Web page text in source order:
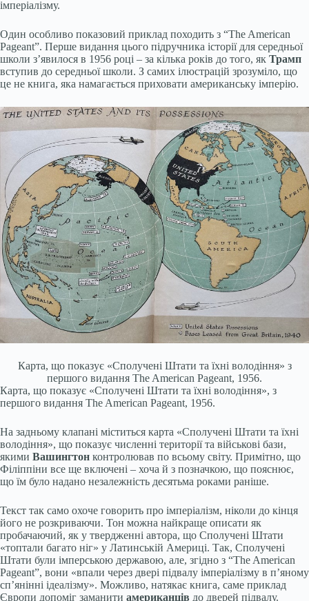
імперіалізму.
Один особливо показовий приклад походить з “The American
Pageant”. Перше видання цього підручника історії для середньої
школи з’явилося в 1956 році – за кілька років до того, як Трамп
вступив до середньої школи. З самих ілюстрацій зрозуміло, що
це не книга, яка намагається приховати американську імперію.
Карта, що показує «Сполучені Штати та їхні володіння» з
першого видання The American Pageant, 1956.
Карта, що показує «Сполучені Штати та їхні володіння», з
першого видання The American Pageant, 1956.
На задньому клапані міститься карта «Сполучені Штати та їхні
володіння», що показує численні території та військові бази,
якими Вашингтон контролював по всьому світу. Примітно, що
Філіппіни все ще включені – хоча й з позначкою, що пояснює,
що їм було надано незалежність десятьма роками раніше.
Текст так само охоче говорить про імперіалізм, ніколи до кінця
його не розкриваючи. Тон можна найкраще описати як
пробачаючий, як у твердженні автора, що Сполучені Штати
«топтали багато ніг» у Латинській Америці. Так, Сполучені
Штати були імперською державою, але, згідно з “The American
Pageant”, вони «впали через двері підвалу імперіалізму в п’яному
сп’янінні ідеалізму». Можливо, натякає книга, саме приклад
Європи допоміг заманити американців до дверей підвалу.